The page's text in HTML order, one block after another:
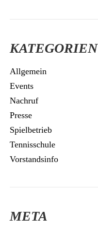
KATEGORIEN
Allgemein
Events
Nachruf
Presse
Spielbetrieb
Tennisschule
Vorstandsinfo
META